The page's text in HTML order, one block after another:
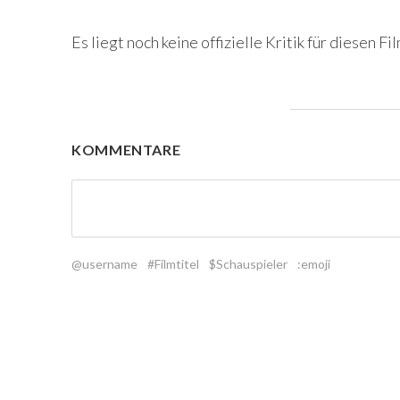
Es liegt noch keine offizielle Kritik für diesen
KOMMENTARE
@username #Filmtitel $Schauspieler :emoji